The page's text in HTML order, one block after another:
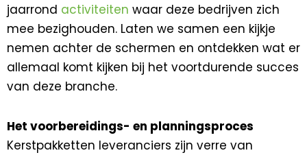
jaarrond activiteiten waar deze bedrijven zich
mee bezighouden. Laten we samen een kijkje
nemen achter de schermen en ontdekken wat er
allemaal komt kijken bij het voortdurende succes
van deze branche.
Het voorbereidings- en planningsproces
Kerstpakketten leveranciers zijn verre van